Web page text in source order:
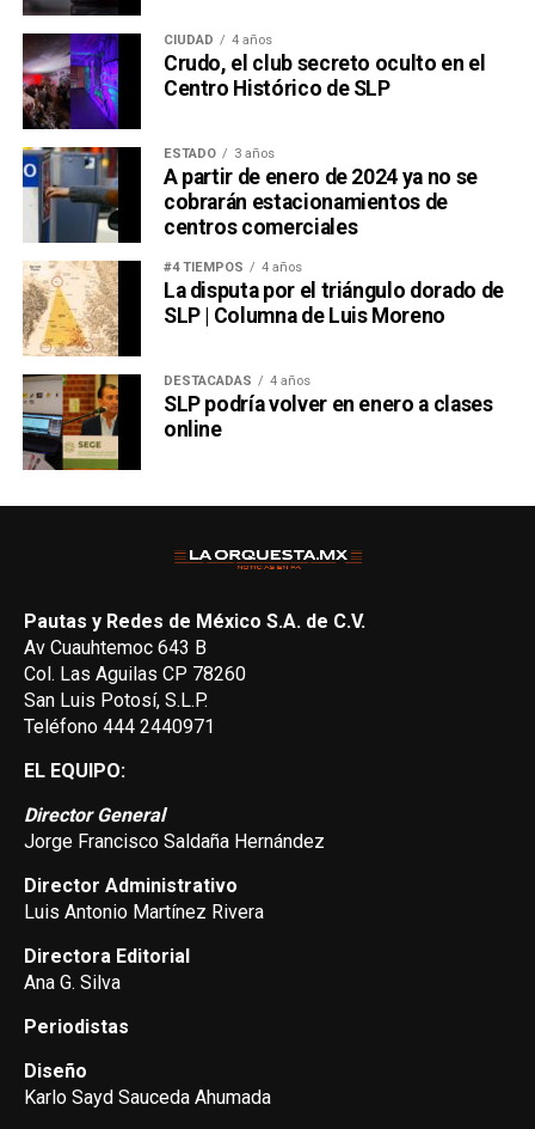
CIUDAD 4 años
Crudo, el club secreto oculto en el
Centro Histórico de SLP
ESTADO 3 años
A partir de enero de 2024 ya no se
cobrarán estacionamientos de
centros comerciales
#4 TIEMPOS 4 años
La disputa por el triángulo dorado de
SLP | Columna de Luis Moreno
DESTACADAS 4 años
SLP podría volver en enero a clases
online
Pautas y Redes de México S.A. de C.V.
Av Cuauhtemoc 643 B
Col. Las Aguilas CP 78260
San Luis Potosí, S.L.P.
Teléfono 444 2440971
EL EQUIPO:
Director General
Jorge Francisco Saldaña Hernández
Director Administrativo
Luis Antonio Martínez Rivera
Directora Editorial
Ana G. Silva
Periodistas
Diseño
Karlo Sayd Sauceda Ahumada